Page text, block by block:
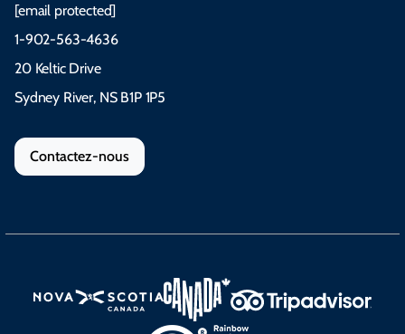
[email protected]
1-902-563-4636
20 Keltic Drive
Sydney River, NS B1P 1P5
Contactez-nous